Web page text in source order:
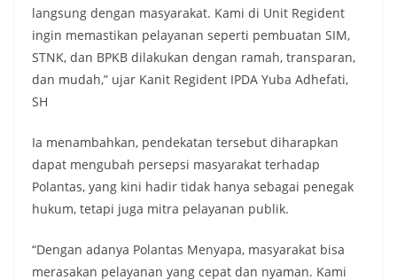
langsung dengan masyarakat. Kami di Unit Regident
ingin memastikan pelayanan seperti pembuatan SIM,
STNK, dan BPKB dilakukan dengan ramah, transparan,
dan mudah,” ujar Kanit Regident IPDA Yuba Adhefati,
SH
Ia menambahkan, pendekatan tersebut diharapkan
dapat mengubah persepsi masyarakat terhadap
Polantas, yang kini hadir tidak hanya sebagai penegak
hukum, tetapi juga mitra pelayanan publik.
“Dengan adanya Polantas Menyapa, masyarakat bisa
merasakan pelayanan yang cepat dan nyaman. Kami